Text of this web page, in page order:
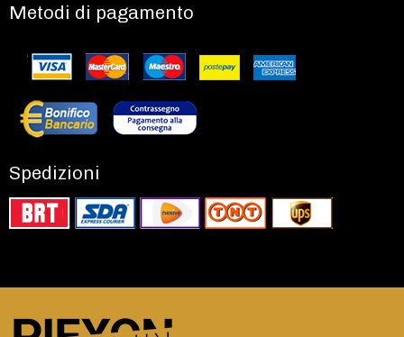
Metodi di pagamento
Spedizioni